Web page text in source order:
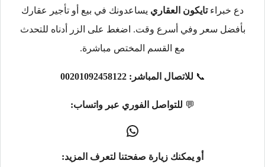
دع خبراءتايكون العقاري يساعدونك في بيع أو تأجير عقارك
بأفضل سعر وفي أسرع وقت. اضغط على الزر أدناه للتحدث
مع القسم المختص مباشرة.
📞 للاتصال المباشر: 00201092458122
💬 للتواصل الفوري عبر واتساب:
أو يمكنك زيارة صفحتنا لتعرف المزيد: